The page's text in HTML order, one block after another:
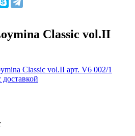
Classic vol.II